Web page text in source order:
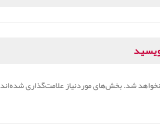
شد.بخش‌های موردنیاز علامت‌گذاری شده‌اند